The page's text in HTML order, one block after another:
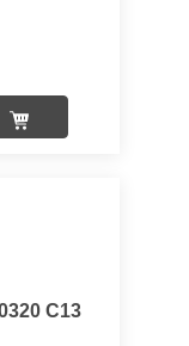
C13